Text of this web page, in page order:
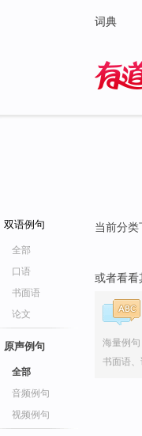
词典
双语例句
全部
口语
书面语
论文
原声例句
全部
音频例句
视频例句
当前分
或者看看
海量例句
书面语、